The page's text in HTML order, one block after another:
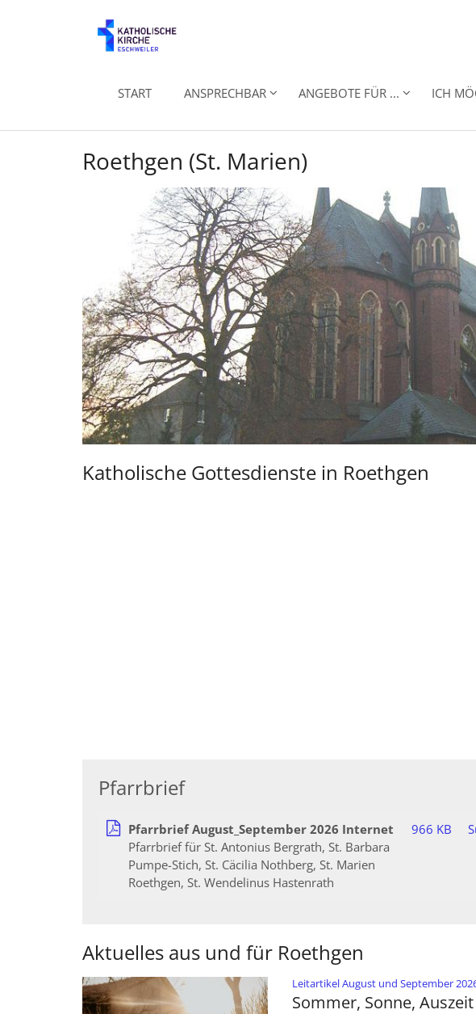
START ANSPRECHBAR ANGEBOTE FÜR ... ICH
Roethgen (St. Marien)
Katholische Gottesdienste in Roethgen
Pfarrbrief
Pfarrbrief August_September 2026 Internet
Pfarrbrief für St. Antonius Bergrath, St. Barbara
Pumpe-Stich, St. Cäcilia Nothberg, St. Marien
Roethgen, St. Wendelinus Hastenrath
966 KB
Aktuelles aus und für Roethgen
Leitartikel August und September
Sommer, Sonne, Auszeit